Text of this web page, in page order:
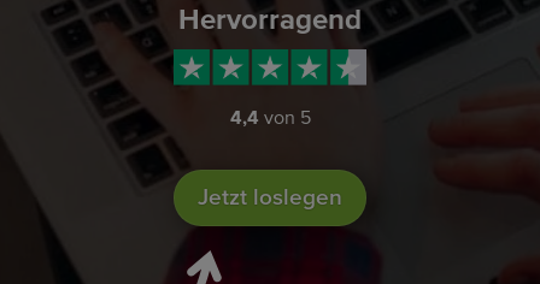
Hervorragend
4,4 von 5
Jetzt loslegen